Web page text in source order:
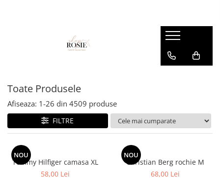
Femei
Genti
Blugi
Bluze/Topuri
Cardigane
Colanti
Copii
Bluze
Camasi
Geci
Hanorace
Pantaloni
Pantaloni scurti
Bluze
body
Camasi
Geci
Hanorace
Incaltaminte
Toate Produsele
Afiseaza: 1-26 din 4509 produse
FILTRE
NOU
Tommy Hilfiger camasa XL
58,00 Lei
NOU
Christian Berg rochie M
68,00 Lei